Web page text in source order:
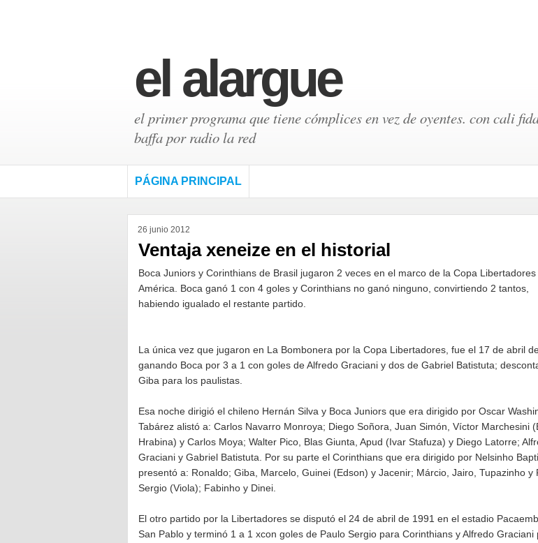
el alargue
el primer programa que tiene cómplices en vez de oyentes. con cali
baffa por radio la red
PÁGINA PRINCIPAL
26 junio 2012
Ventaja xeneize en el historial
Boca Juniors y Corinthians de Brasil jugaron 2 veces en el marco de la Copa Libertadores
América. Boca ganó 1 con 4 goles y Corinthians no ganó ninguno, convirtiendo 2 tantos,
habiendo igualado el restante partido.
La única vez que jugaron en La Bombonera por la Copa Libertadores, fue el 17 de abril de
ganando Boca por 3 a 1 con goles de Alfredo Graciani y dos de Gabriel Batistuta;
Giba para los paulistas.
Esa noche dirigió el chileno Hernán Silva y Boca Juniors que era dirigido por Oscar
Tabárez alistó a: Carlos Navarro Monroya; Diego Soñora, Juan Simón, Víctor Marchesini
Hrabina) y Carlos Moya; Walter Pico, Blas Giunta, Apud (Ivar Stafuza) y Diego Latorre;
Graciani y Gabriel Batistuta. Por su parte el Corinthians que era dirigido por Nelsinho
presentó a: Ronaldo; Giba, Marcelo, Guinei (Edson) y Jacenir; Márcio, Jairo, Tupazinho y
Sergio (Viola); Fabinho y Dinei.
El otro partido por la Libertadores se disputó el 24 de abril de 1991 en el estadio
San Pablo y terminó 1 a 1 xcon goles de Paulo Sergio para Corinthians y Alfredo Graciani